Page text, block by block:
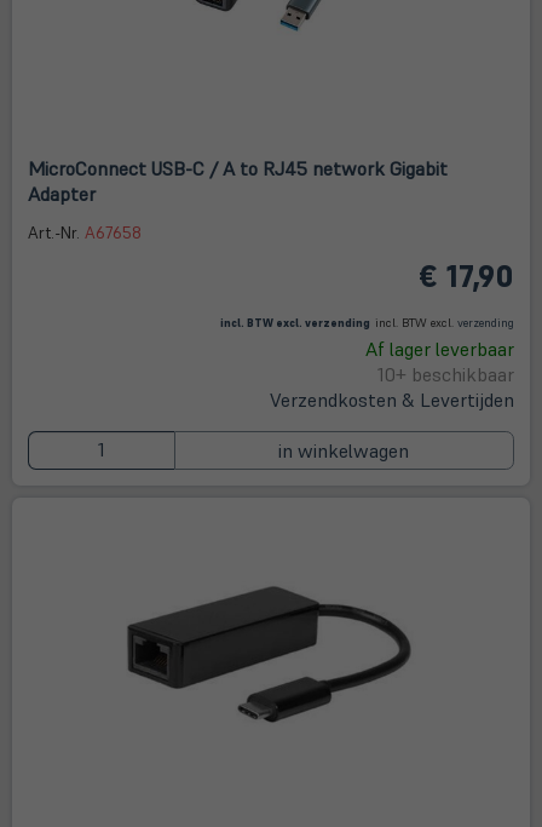
MicroConnect USB-C / A to RJ45 network Gigabit
Adapter
Art.-Nr. A67658
€ 17,90
incl. BTW excl. verzending incl. BTW excl. verzending
Af lager leverbaar
10+ beschikbaar
Verzendkosten & Levertijden
in winkelwagen